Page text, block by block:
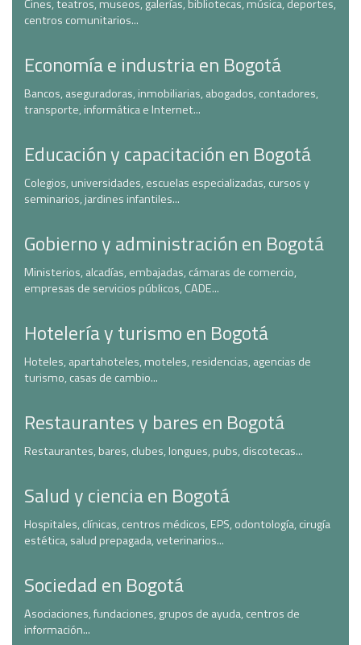
Cines, teatros, museos, galerías, bibliotecas, música, deportes,
centros comunitarios...
Economía e industria en Bogotá
Bancos, aseguradoras, inmobiliarias, abogados, contadores,
transporte, informática e Internet...
Educación y capacitación en Bogotá
Colegios, universidades, escuelas especializadas, cursos y
seminarios, jardines infantiles...
Gobierno y administración en Bogotá
Ministerios, alcadías, embajadas, cámaras de comercio,
empresas de servicios públicos, CADE...
Hotelería y turismo en Bogotá
Hoteles, apartahoteles, moteles, residencias, agencias de
turismo, casas de cambio...
Restaurantes y bares en Bogotá
Restaurantes, bares, clubes, longues, pubs, discotecas...
Salud y ciencia en Bogotá
Hospitales, clínicas, centros médicos, EPS, odontología, cirugía
estética, salud prepagada, veterinarios...
Sociedad en Bogotá
Asociaciones, fundaciones, grupos de ayuda, centros de
información...